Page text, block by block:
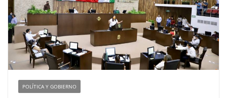
POLÍTICA Y GOBIERNO